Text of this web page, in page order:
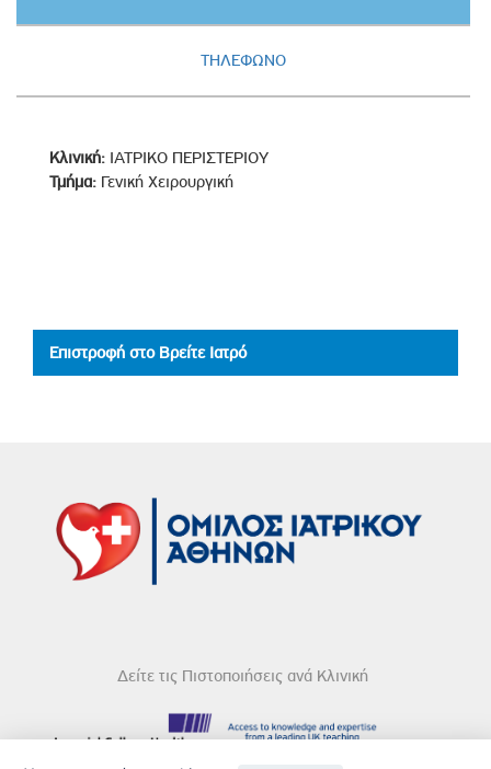
ΤΗΛΕΦΩΝΟ
Κλινική: ΙΑΤΡΙΚΟ ΠΕΡΙΣΤΕΡΙΟΥ
Τμήμα: Γενική Χειρουργική
Επιστροφή στο Βρείτε Ιατρό
Δείτε τις Πιστοποιήσεις ανά Κλινική